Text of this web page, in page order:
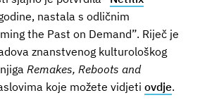
nastala s odličnim
the Past on Demand”. Riječ je
znanstvenog kulturološkog
Remakes, Reboots and
koje možete vidjeti ovdje.